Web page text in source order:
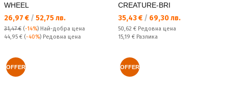
WHEEL
Текуща цена:
26,97 € / 52,75 лв.
31,47 € (-14%) Най-добра цена
Редовна цена:
44,95 € (-40%) Редовна цена
CREATURE-BRI
Текуща цена:
35,43 € / 69,30 лв.
Редовна цена:
50,62 € Редовна цена
Спестявате:
15,19 € Разлика
OFFER OFFER